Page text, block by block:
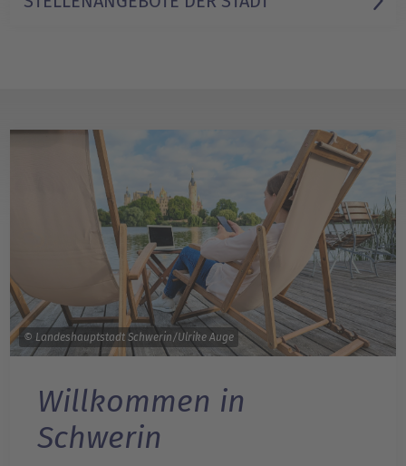
© Landeshauptstadt Schwerin/Ulrike Auge
Willkommen in
Schwerin